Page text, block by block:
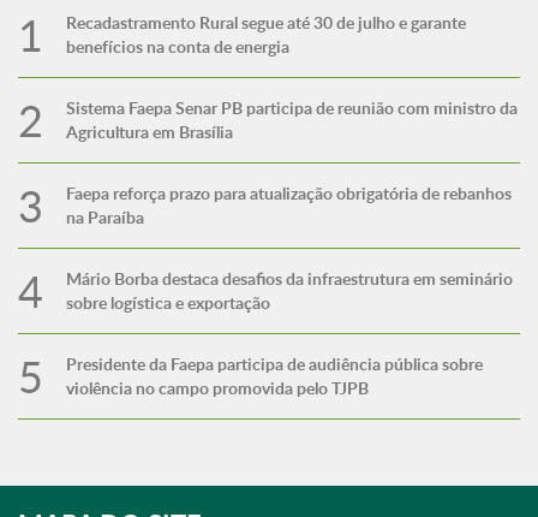
Recadastramento Rural segue até 30 de julho e garante
benefícios na conta de energia
Sistema Faepa Senar PB participa de reunião com ministro da
Agricultura em Brasília
Faepa reforça prazo para atualização obrigatória de rebanhos
na Paraíba
Mário Borba destaca desafios da infraestrutura em seminário
sobre logística e exportação
Presidente da Faepa participa de audiência pública sobre
violência no campo promovida pelo TJPB